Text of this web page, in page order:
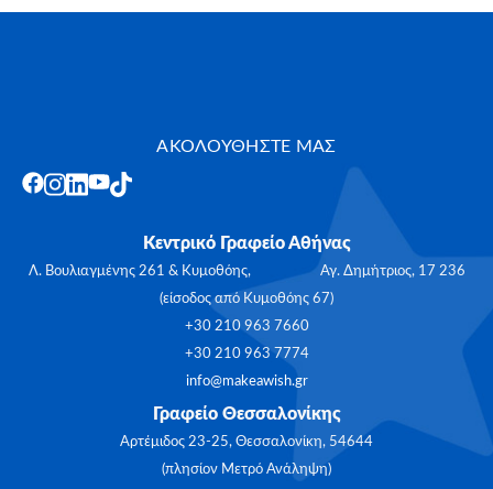
ΑΚΟΛΟΥΘΗΣΤΕ ΜΑΣ
Κεντρικό Γραφείο Αθήνας
Λ. Βουλιαγμένης 261 & Κυμοθόης, Αγ. Δημήτριος, 17 236
(είσοδος από Κυμοθόης 67)
+30 210 963 7660
+30 210 963 7774
info@makeawish.gr
Γραφείο Θεσσαλονίκης
Αρτέμιδος 23-25, Θεσσαλονίκη, 54644
(πλησίον Μετρό Ανάληψη)